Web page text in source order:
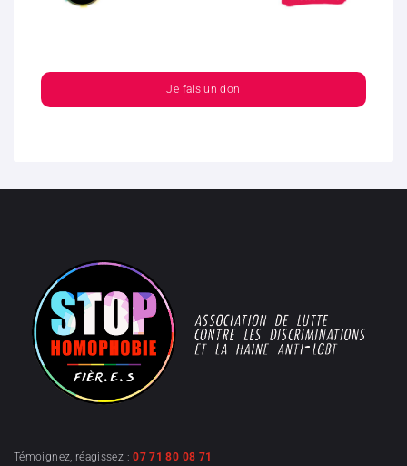
Je fais un don
Témoignez, réagissez :07 71 80 08 71